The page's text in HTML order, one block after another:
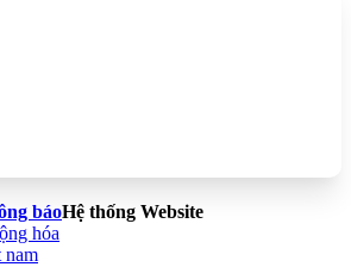
Hệ thống Website
hóa
nam